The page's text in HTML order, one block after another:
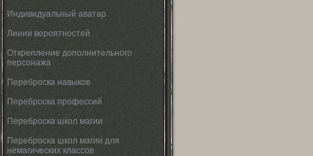
Индивидуальный аватар
Линии вероятностей
Открепление дополнительного
персонажа
Переброска навыков
Переброска профессий
Переброска школ магии
Переброска школ магии для
немагических классов